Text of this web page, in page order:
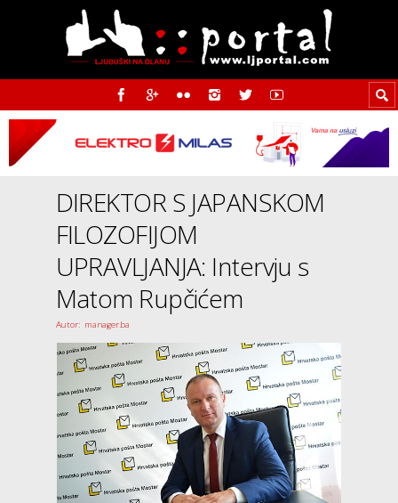
DIREKTOR S JAPANSKOM
FILOZOFIJOM
UPRAVLJANJA: Intervju s
Matom Rupčićem
Autor: manager.ba